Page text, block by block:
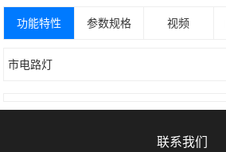
功能特性 参数规格 视频
市电路灯
联系我们